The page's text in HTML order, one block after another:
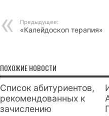
Предыдущее:
«Калейдоскоп терапия»
ПОХОЖИЕ НОВОСТИ
Список абитуриентов,
рекомендованных к
зачислению